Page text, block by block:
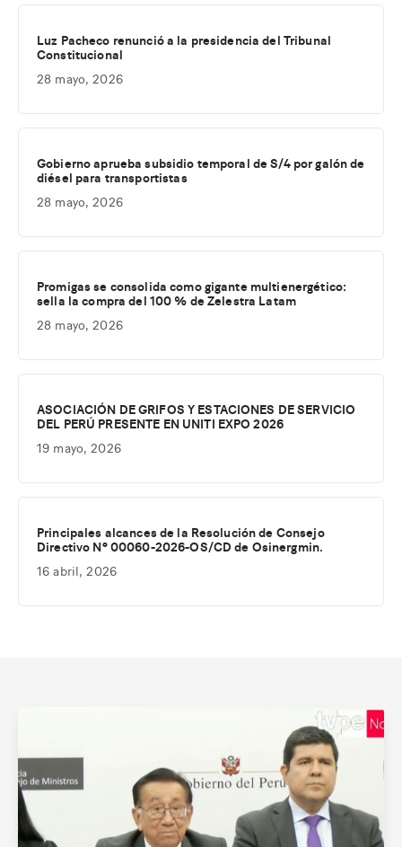
Luz Pacheco renunció a la presidencia del Tribunal
Constitucional
28 mayo, 2026
Gobierno aprueba subsidio temporal de S/4 por galón de
diésel para transportistas
28 mayo, 2026
Promigas se consolida como gigante multienergético:
sella la compra del 100 % de Zelestra Latam
28 mayo, 2026
ASOCIACIÓN DE GRIFOS Y ESTACIONES DE SERVICIO
DEL PERÚ PRESENTE EN UNITI EXPO 2026
19 mayo, 2026
Principales alcances de la Resolución de Consejo
Directivo Nº 00060-2026-OS/CD de Osinergmin.
16 abril, 2026